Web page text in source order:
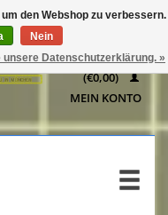
WARENKORB
(€0,00)
MEIN KONTO
den Webshop zu verbessern.
Nein
Datenschutzerklärung. »